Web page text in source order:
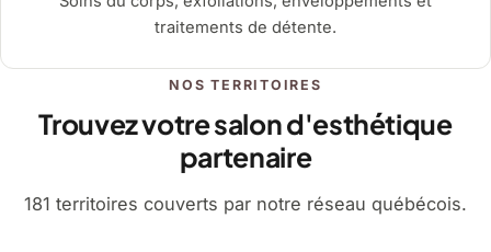
traitements de détente.
NOS TERRITOIRES
Trouvez votre salon d'esthétique
partenaire
181 territoires couverts par notre réseau québécois.